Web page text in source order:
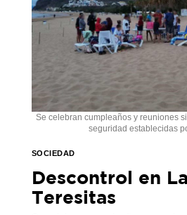
Se celebran cumpleaños y reuniones
seguridad establecidas
SOCIEDAD
Descontrol en
Teresitas